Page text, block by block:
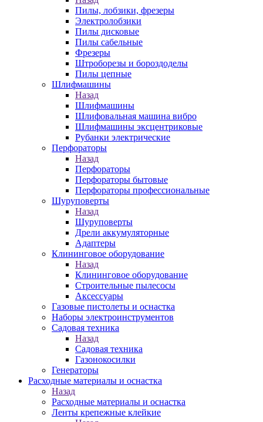
Пилы, лобзики, фрезеры
Электролобзики
Пилы дисковые
Пилы сабельные
Фрезеры
Штроборезы и бороздоделы
Пилы цепные
Шлифмашины
Назад
Шлифмашины
Шлифовальная машина вибро
Шлифмашины эксцентриковые
Рубанки электрические
Перфораторы
Назад
Перфораторы
Перфораторы бытовые
Перфораторы профессиональные
Шуруповерты
Назад
Шуруповерты
Дрели аккумуляторные
Адаптеры
Клининговое оборудование
Назад
Клининговое оборудование
Строительные пылесосы
Аксессуары
Газовые пистолеты и оснастка
Наборы электроинструментов
Садовая техника
Назад
Садовая техника
Газонокосилки
Генераторы
Расходные материалы и оснастка
Назад
Расходные материалы и оснастка
Ленты крепежные клейкие